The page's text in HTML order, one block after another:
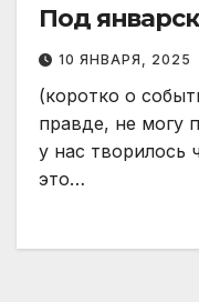
Под
10 ЯНВАРЯ, 2025
(коротко о
правде, не могу
у нас творилось
это…